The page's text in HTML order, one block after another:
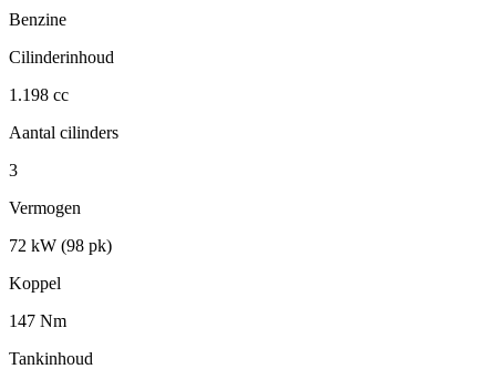
Benzine
Cilinderinhoud
1.198 cc
Aantal cilinders
3
Vermogen
72 kW (98 pk)
Koppel
147 Nm
Tankinhoud